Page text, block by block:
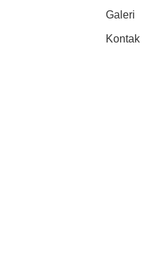
Galeri
Kontak